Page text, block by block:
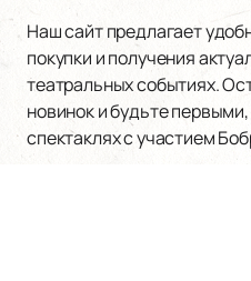
Наш сайт предлагает
покупки и получения
театральных событиях.
новинок и будьте
спектаклях с участием